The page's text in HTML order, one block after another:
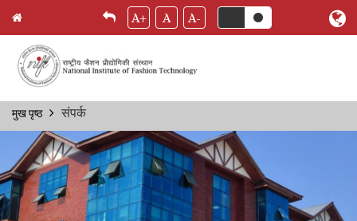
Skip
content
A+ A A-
Breadcrumb
मुख पृष्ठ संपर्क